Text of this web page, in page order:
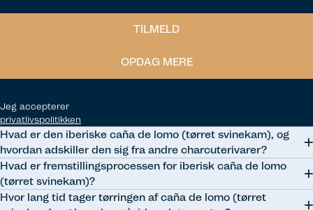
TILMELD
OPDAG MERE
Jeg accepterer
privatlivspolitikken
Hvad er den iberiske caña de lomo (tørret svinekam), og
hvordan adskiller den sig fra andre charcuterivarer?
Den iberiske caña de lomo er en traditionel charcuterivare, som er
fremstillet af muskeldelen af ibérico-grise, mere specifikt tørret
svinekam. Den adskiller sig fra andre charcuterivarer på grund af dens
Hvad er fremstillingsprocessen for iberisk caña de lomo
(tørret svinekam)?
Hvor lang tid tager tørringen af caña de lomo (tørret